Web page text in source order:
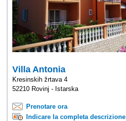
Villa Antonia
Kresinskih žrtava 4
52210 Rovinj - Istarska
Prenotare ora
Indicare la completa descrizione